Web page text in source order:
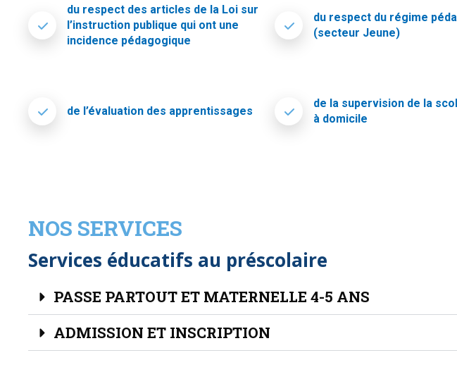
du respect des articles de la Loi sur
l’instruction publique qui ont une
incidence pédagogique
du respect du régime
(secteur Jeune)
de l’évaluation des apprentissages
de la supervision de la
à domicile
NOS SERVICES
Services éducatifs au préscolaire
PASSE PARTOUT ET MATERNELLE 4-5 ANS
ADMISSION ET INSCRIPTION